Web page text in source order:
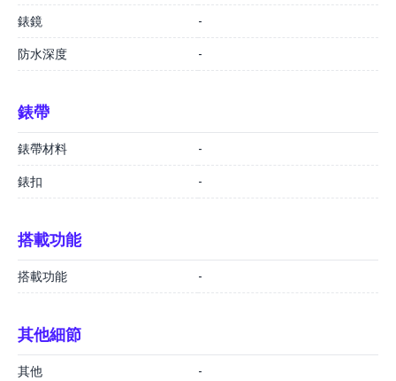
錶鏡 -
防水深度 -
錶帶
錶帶材料 -
錶扣 -
搭載功能
搭載功能 -
其他細節
其他 -